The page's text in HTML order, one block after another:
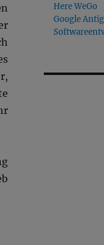
Here WeGo
Google